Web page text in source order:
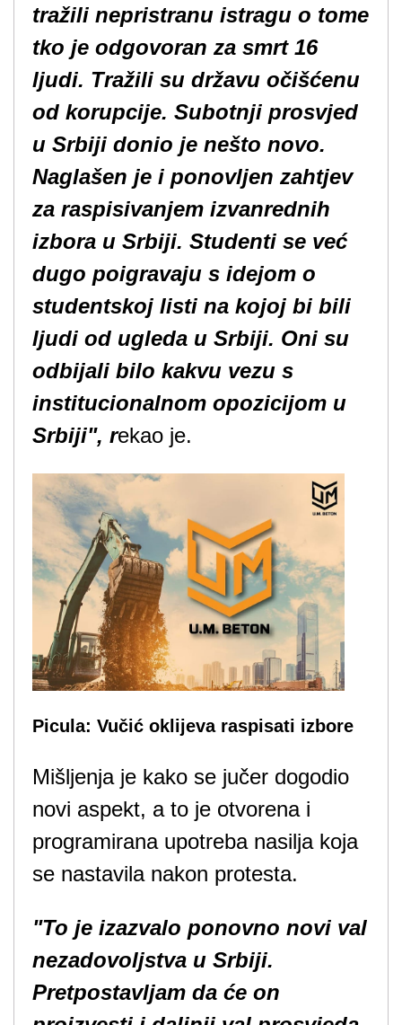
tražili nepristranu istragu o tome
tko je odgovoran za smrt 16
ljudi. Tražili su državu očišćenu
od korupcije. Subotnji prosvjed
u Srbiji donio je nešto novo.
Naglašen je i ponovljen zahtjev
za raspisivanjem izvanrednih
izbora u Srbiji. Studenti se već
dugo poigravaju s idejom o
studentskoj listi na kojoj bi bili
ljudi od ugleda u Srbiji. Oni su
odbijali bilo kakvu vezu s
institucionalnom opozicijom u
Srbiji", rekao je.
Picula: Vučić oklijeva raspisati izbore
Mišljenja je kako se jučer dogodio
novi aspekt, a to je otvorena i
programirana upotreba nasilja koja
se nastavila nakon protesta.
"To je izazvalo ponovno novi val
nezadovoljstva u Srbiji.
Pretpostavljam da će on